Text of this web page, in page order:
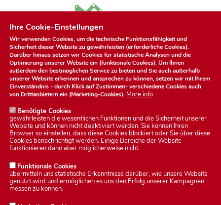
Datenschutzerklärung
Impressum
Ihre Cookie-Einstellungen
Wir verwenden Cookies, um die technische Funktionsfähigkeit und
Sicherheit dieser Website zu gewährleisten (erforderliche Cookies).
Darüber hinaus setzen wir Cookies für statistische Analysen und die
Optimierung unserer Website ein (funktionale Cookies). Um Ihnen
außerdem den bestmöglichen Service zu bieten und Sie auch außerhalb
unserer Website erkennen und ansprechen zu können, setzen wir mit Ihrem
Einverständnis - durch Klick aufZustimmen- verschiedene Cookies auch
von Drittanbietern ein (Marketing-Cookies). More info
Benötigte Cookies
gewährleisten die wesentlichen Funktionen und die Sicherheit unserer
Website und können nicht deaktiviert werden. Sie können Ihren
Browser so einstellen, dass diese Cookies blockiert oder Sie über diese
Cookies benachrichtigt werden. Einige Bereiche der Website
funktionieren dann aber möglicherweise nicht.
Funktionale Cookies
übermitteln uns statistische Erkenntnisse darüber, wie unsere Website
genutzt wird und ermöglichen es uns den Erfolg unserer Kampagnen
messen zu können.